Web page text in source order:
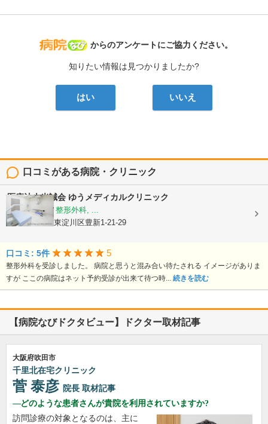
病院なび
からのアンケートにご協力ください。
知りたい情報は見つかりましたか?
はい いいえ
口コミがある病院・クリニック
医療法人光誠会 ゆうメディカルクリニック
内科, 皮膚科, 整形外科, ...
大阪府大阪市東淀川区豊新1-21-29
口コミ: 5件 5
整形外科を受診しました。 病院と思うと混み合い待たされる イメージがありま
すが ここの病院はネット予約受診が出来て待つ時... 続きを読む
【病院なびドクタビュー】ドクター取材記事
大阪府吹田市
千里北在宅クリニック
菅 泰彦 院長 取材記事
どのような患者さんが貴院を利用されていますか?
訪問診療の対象となるのは、主に